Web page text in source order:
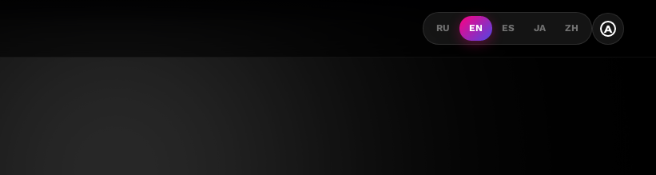
RU EN ES JA ZH A